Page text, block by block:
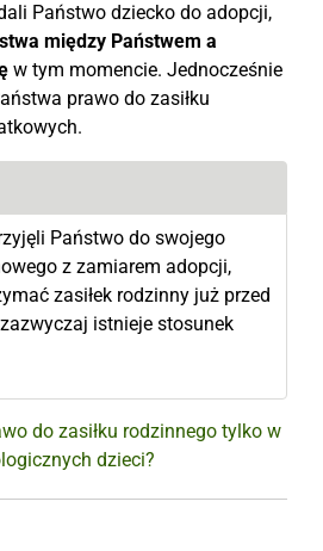
Państwo dziecko do adopcji,
między Państwem a
w tym momencie. Jednocześnie
prawo do zasiłku
Państwo do swojego
z zamiarem adopcji,
zasiłek rodzinny już przed
istnieje stosunek
do zasiłku rodzinnego tylko w
dzieci?